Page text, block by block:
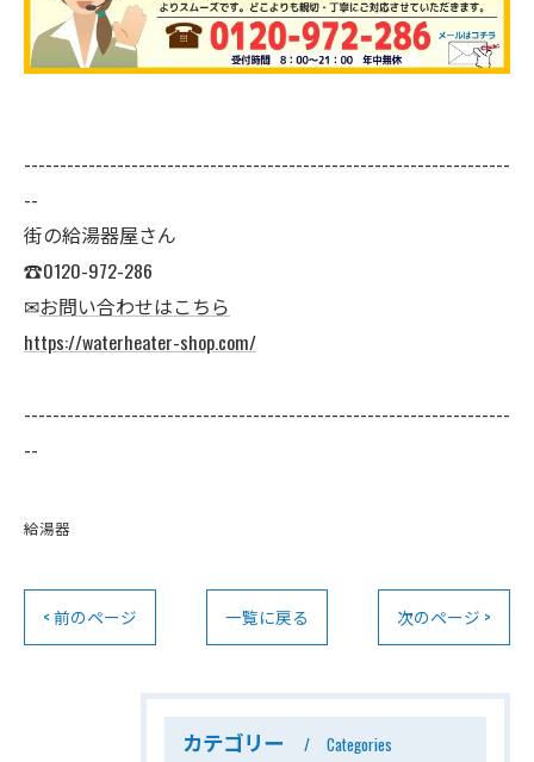
--------------------------------------------------------------------
--
街の給湯器屋さん
☎0120-972-286
✉お問い合わせはこちら
https://waterheater-shop.com/
--------------------------------------------------------------------
--
給湯器
< 前のページ 一覧に戻る 次のページ >
カテゴリー Categories